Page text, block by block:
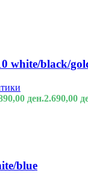
white/black/
ден.2.690,00
blue